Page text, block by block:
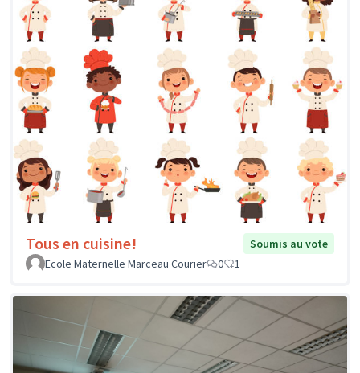
Tous en cuisine!
Soumis au vote
Ecole Maternelle Marceau Courier
0 1